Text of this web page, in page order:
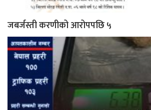
जबर्जस्ती करणीको आरोपपछि ५